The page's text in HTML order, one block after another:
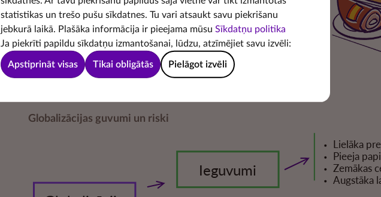
statistikas un trešo pušu sīkdatnes. Tu vari atsaukt savu piekrišanu
jebkurā laikā. Plašāka informācija ir pieejama mūsu Sīkdatņu politika
Ja piekrīti papildu sīkdatņu izmantošanai, lūdzu, atzīmējiet savu izvēli:
Apstiprināt visas Tikai obligātās Pielāgot izvēli
samazinājušās preču un pakalpojumu cenas, kā arī
palielinājies patērētājiem pieejamo preču un pakalpojumu
klāsts.
Globalizācijas guvumi un riski